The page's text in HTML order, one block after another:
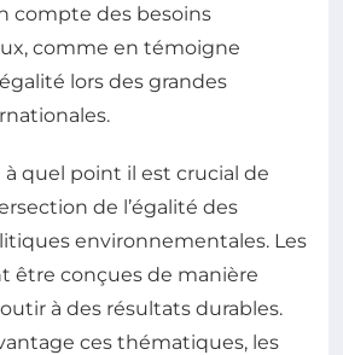
compte des besoins
comme en témoigne
lors des grandes
quel point il est crucial de
de l’égalité des
environnementales. Les
être conçues de manière
à des résultats durables.
ces thématiques, les